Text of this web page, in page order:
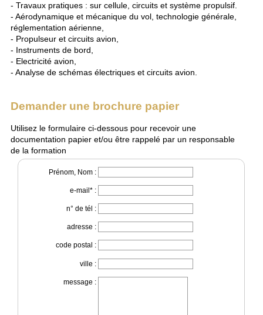
- Travaux pratiques : sur cellule, circuits et système propulsif.
- Aérodynamique et mécanique du vol, technologie générale,
réglementation aérienne,
- Propulseur et circuits avion,
- Instruments de bord,
- Electricité avion,
- Analyse de schémas électriques et circuits avion.
Demander une brochure papier
Utilisez le formulaire ci-dessous pour recevoir une
documentation papier et/ou être rappelé par un responsable
de la formation
Prénom, Nom :
e-mail* :
n° de tél :
adresse :
code postal :
ville :
message :